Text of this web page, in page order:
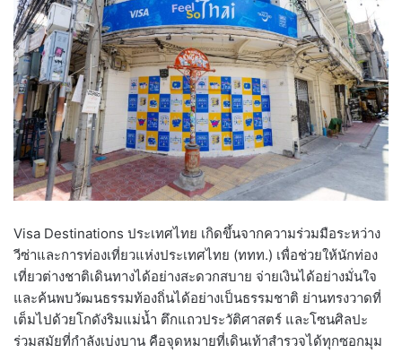
Visa Destinations ประเทศไทย เกิดขึ้นจากความร่วมมือระหว่าง
วีซ่าและการท่องเที่ยวแห่งประเทศไทย (ททท.) เพื่อช่วยให้นักท่อง
เที่ยวต่างชาติเดินทางได้อย่างสะดวกสบาย จ่ายเงินได้อย่างมั่นใจ
และค้นพบวัฒนธรรมท้องถิ่นได้อย่างเป็นธรรมชาติ ย่านทรงวาดที่
เต็มไปด้วยโกดังริมแม่น้ำ ตึกแถวประวัติศาสตร์ และโซนศิลปะ
ร่วมสมัยที่กำลังเบ่งบาน คือจุดหมายที่เดินเท้าสำรวจได้ทุกซอกมุม